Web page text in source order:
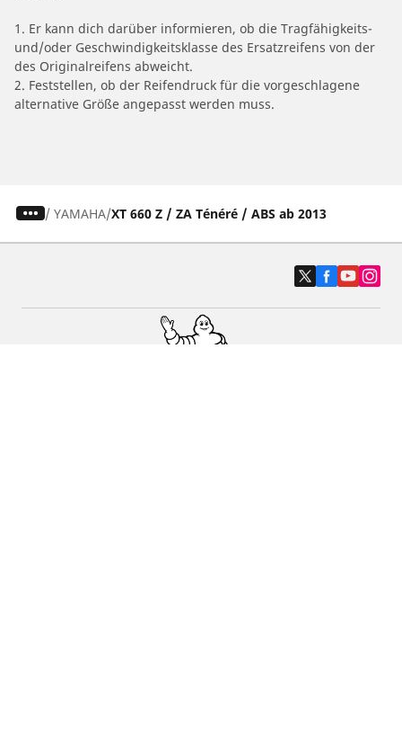
1. Er kann dich darüber informieren, ob die Tragfähigkeits-
und/oder Geschwindigkeitsklasse des Ersatzreifens von der
des Originalreifens abweicht.
2. Feststellen, ob der Reifendruck für die vorgeschlagene
alternative Größe angepasst werden muss.
/ YAMAHA XT 660 Z / ZA Ténéré / ABS ab 2013